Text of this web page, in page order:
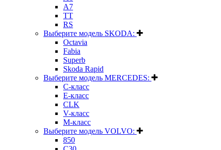
A7
TT
RS
Выберите модель SKODA:
Octavia
Fabia
Superb
Skoda Rapid
Выберите модель MERCEDES:
C-класс
E-класс
CLK
V-класс
M-класс
Выберите модель VOLVO:
850